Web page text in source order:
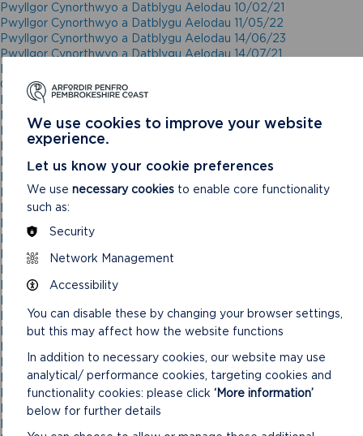
Pwyllgor Cynorthwyo a Datblygu Aelodau 10/02/21
Pwyllgor Cynorthwyo a Datblygu Aelodau 11/05/22
Pwyllgor Cynorthwyo a Datblygu Aelodau 14/06/23
Pwyllgor Cynorthwyo a Datblygu Aelodau 14/07/21
GANSLO
Pwyllgor Cynorthwyo a Datblygu Aelodau 15/02/23
Pwyllgor Cynorthwyo a Datblygu Aelodau 17/04/2024
Pwyllgor Cynorthwyo a Datblygu Aelodau 21/10/20
Pwyllgor Cynorthwyo a Datblygu Aelodau 27/09/2023
Pwyllgor Grantiau 21/01/2026
Pwyllgor Gwasanaethau Pobl 15/01/25
Pwyllgor Gwasanaethau Pobl 18/09/24
Pwyllgor Gwasanaethau Pobl 19/03/2025
Pwyllgor Personėl
Pwyllgor Personėl (Cyfarfod Anghyffredin) 03/03/21
Pwyllgor Personėl (Cyfarfod Anghyffredin) 13/01/21
Pwyllgor Personėl 18/11/20
Pwyllgor Rheoli Datblygu
Pwyllgor Rheoli Datblygu
Pwyllgor Rheoli Datblygu
Pwyllgor Rheoli Datblygu
Pwyllgor Rheoli Datblygu – 10/03/21
Pwyllgor Rheoli Datblygu 01/02/23
We use cookies to improve your website
experience.
Let us know your cookie preferences
We use necessary cookies to enable core functionality
such as:
Security
Network Management
Accessibility
You can disable these by changing your browser settings,
but this may affect how the website functions
In addition to necessary cookies, our website may use
analytical/ performance cookies, targeting cookies and
functionality cookies: please click ‘More information’
below for further details